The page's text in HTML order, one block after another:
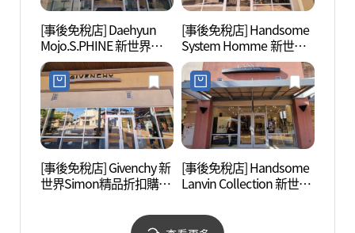
[事後免稅店] Daehyun
Mojo.S.PHINE 新世界
Simon精品折扣購物中心
驪州店(모조에스핀 신세
계사이먼프리미엄아울렛
여주점)
[事後免稅店] Handsome
System Homme 新世界
Simon精品折扣購物中心
驪州店(시스템옴므 신세
계사이먼프리미엄아울렛
여주점)
[事後免稅店] Givenchy 新
世界Simon精品折扣購物
계사이먼프리미엄아울렛
[事後免稅店] Handsome
Lanvin Collection 新世界
驪州店(랑방컬렉션 신세